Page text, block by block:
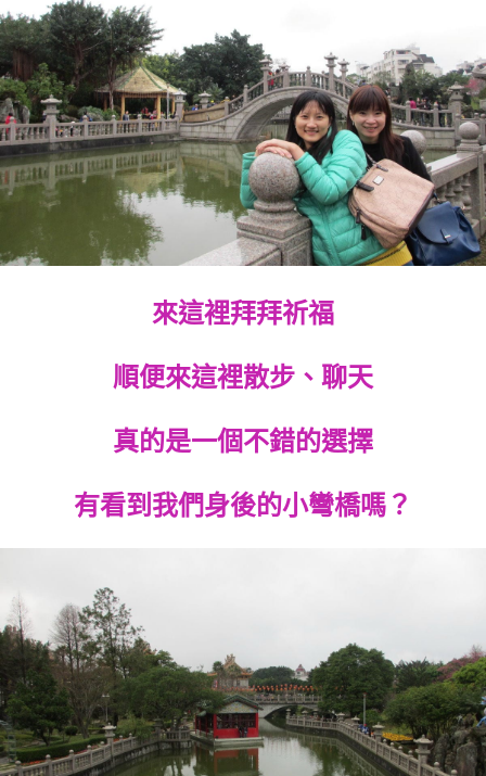
來這裡拜拜祈福
順便來這裡散步、聊天
真的是一個不錯的選擇
有看到我們身後的小彎橋嗎？